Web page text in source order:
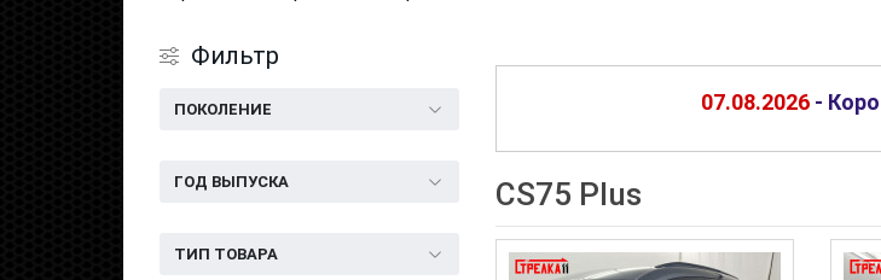
Фильтр
ПОКОЛЕНИЕ
ГОД ВЫПУСКА
ТИП ТОВАРА
07.08.2026 -
CS75 Plus